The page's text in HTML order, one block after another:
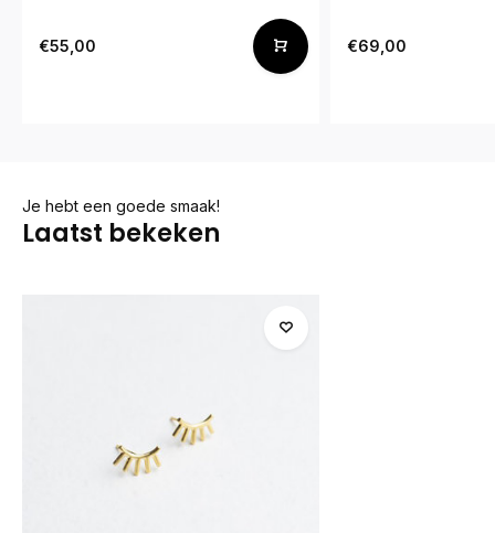
€55,00 €69,00
Je hebt een goede smaak!
Laatst bekeken